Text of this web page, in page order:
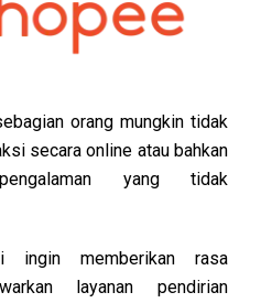
orang mungkin tidak
secara online atau bahkan
yang tidak
ingin memberikan rasa
layanan pendirian